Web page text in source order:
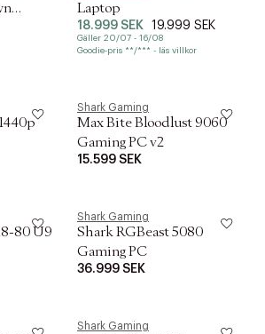
Laptop
18.999 SEK 19.999 SEK
Gäller 20/07 - 16/08
Goodie-pris **/*** - läs villkor
Shark Gaming
Max Bite Bloodlust 9060
Gaming PC v2
15.599 SEK
80 U9
Shark Gaming
Shark RGBeast 5080
Gaming PC
36.999 SEK
Shark Gaming